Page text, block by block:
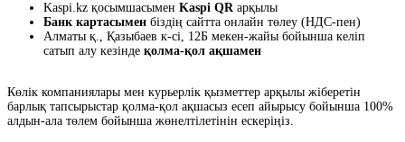
Kaspi.kz қосымшасымен Kaspi QRарқылы
Банк картасымен біздің сайтта онлайн төлеу (НДС-пен)
Алматы қ., Қазыбаев к-сі, 12Б мекен-жайы бойынша келіп
сатып алу кезінде қолма-қол ақшамен
Көлік компаниялары мен курьерлік қызметтер арқылы жіберетін
барлық тапсырыстар қолма-қол ақшасыз есеп айырысу бойынша 100%
алдын-ала төлем бойынша жөнелтілетінін ескеріңіз.